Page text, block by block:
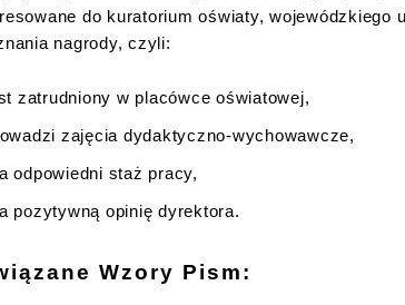
do kuratorium oświaty,
nagrody, czyli:
zatrudniony w placówce oświatowej,
zajęcia dydaktyczno-wychowawcze,
odpowiedni staż pracy,
pozytywną opinię dyrektora.
Wzory Pism: